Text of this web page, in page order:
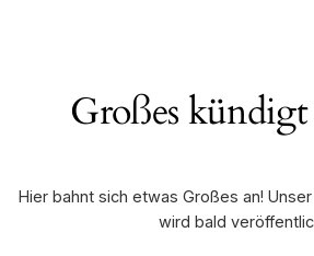
Großes
Hier bahnt sich etwas Großes an!
wird bald